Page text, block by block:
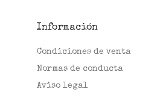
Información
Condiciones de venta
Normas de conducta
Aviso legal